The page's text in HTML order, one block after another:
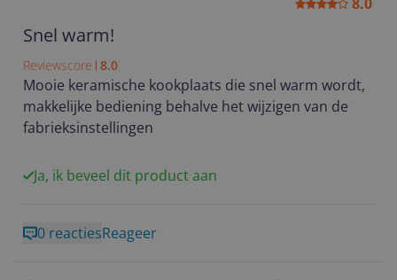
Snel warm!
Reviewscore 8.0
Mooie keramische kookplaats die snel warm wordt,
makkelijke bediening behalve het wijzigen van de
fabrieksinstellingen
Ja, ik beveel dit product aan
0 reactiesReageer